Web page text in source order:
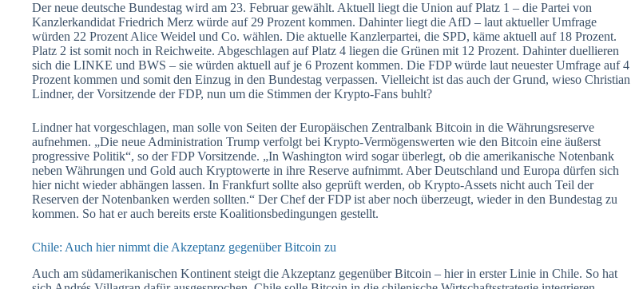
Der neue deutsche Bundestag wird am 23. Februar gewählt. Aktuell liegt die Union auf Platz 1 – die Partei von
Kanzlerkandidat Friedrich Merz würde auf 29 Prozent kommen. Dahinter liegt die AfD – laut aktueller Umfrage
würden 22 Prozent Alice Weidel und Co. wählen. Die aktuelle Kanzlerpartei, die SPD, käme aktuell auf 18 Prozent.
Platz 2 ist somit noch in Reichweite. Abgeschlagen auf Platz 4 liegen die Grünen mit 12 Prozent. Dahinter duellieren
sich die LINKE und BWS – sie würden aktuell auf je 6 Prozent kommen. Die FDP würde laut neuester Umfrage auf 4
Prozent kommen und somit den Einzug in den Bundestag verpassen. Vielleicht ist das auch der Grund, wieso Christian
Lindner, der Vorsitzende der FDP, nun um die Stimmen der Krypto-Fans buhlt?
Lindner hat vorgeschlagen, man solle von Seiten der Europäischen Zentralbank Bitcoin in die Währungsreserve
aufnehmen. „Die neue Administration Trump verfolgt bei Krypto-Vermögenswerten wie den Bitcoin eine äußerst
progressive Politik“, so der FDP Vorsitzende. „In Washington wird sogar überlegt, ob die amerikanische Notenbank
neben Währungen und Gold auch Kryptowerte in ihre Reserve aufnimmt. Aber Deutschland und Europa dürfen sich
hier nicht wieder abhängen lassen. In Frankfurt sollte also geprüft werden, ob Krypto-Assets nicht auch Teil der
Reserven der Notenbanken werden sollten.“ Der Chef der FDP ist aber noch überzeugt, wieder in den Bundestag zu
kommen. So hat er auch bereits erste Koalitionsbedingungen gestellt.
Chile: Auch hier nimmt die Akzeptanz gegenüber Bitcoin zu
Auch am südamerikanischen Kontinent steigt die Akzeptanz gegenüber Bitcoin – hier in erster Linie in Chile. So hat